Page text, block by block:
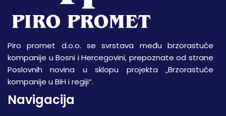
Piro promet d.o.o. se svrstava među brzorastuće
kompanije u Bosni i Hercegovini, prepoznate od strane
Poslovnih novina u sklopu projekta „Brzorastuće
kompanije u BiH i regiji“.
Navigacija